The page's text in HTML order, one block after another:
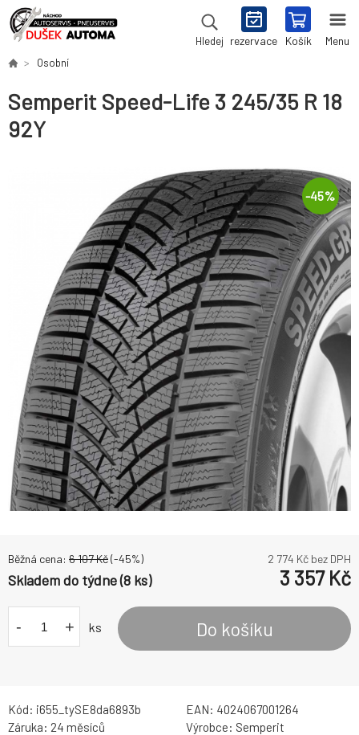
Hledej rezervace Košík Menu
Osobní
Semperit Speed-Life 3 245/35 R 18
92Y
-45%
Běžná cena: 6 107Kč(-45%) 2 774 Kč bez DPH
Skladem do týdne (8 ks) 3 357Kč
- + ks Do košíku
Kód: i655_tySE8da6893b EAN: 4024067001264
Záruka: 24 měsíců Výrobce: Semperit